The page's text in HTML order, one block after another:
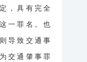
，具有完全
一罪名。也
导致交通事
交通肇事罪